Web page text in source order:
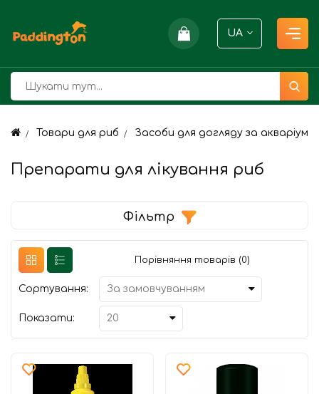
UA
Товари для риб Засоби для догляду за
Препарати для лікування риб
Фільтр
Порівняння товарів (0)
Сортування:
Показати: